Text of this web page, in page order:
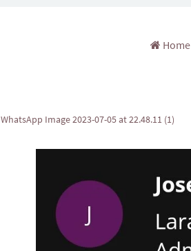
PularHome
WhatsApp Image 2023-07-05 at 22.48.11 (1)